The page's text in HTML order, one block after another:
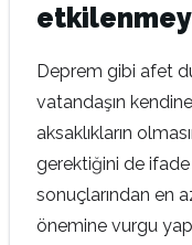
Deprem gibi afet
vatandaşın
aksaklıkların
gerektiğini de ifade
sonuçlarından en
önemine vurgu